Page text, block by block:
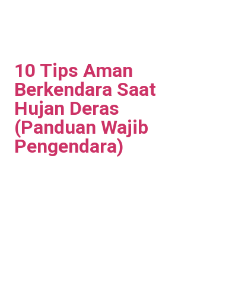
10 Tips Aman
Berkendara Saat
Hujan Deras
(Panduan Wajib
Pengendara)